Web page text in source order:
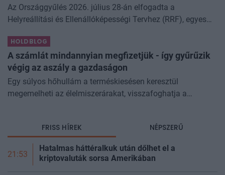
Az Országgyűlés 2026. július 28-án elfogadta a
Helyreállítási és Ellenállóképességi Tervhez (RRF), egyes
kapcsolódó adóintézkedésekről, v
HOLDBLOG
A számlát mindannyian megfizetjük - így gyűrűzik
végig az aszály a gazdaságon
Egy súlyos hőhullám a terméskiesésen keresztül
megemelheti az élelmiszerárakat, visszafoghatja a
FRISS HÍREK NÉPSZERŰ
21:53
Hatalmas háttéralkuk után dőlhet el a
kriptovaluták sorsa Amerikában